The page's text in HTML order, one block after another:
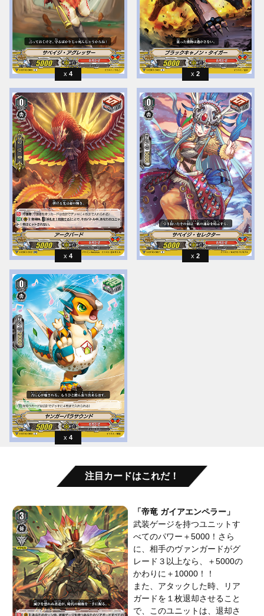
4 2
4 2
4
注目カードはこれだ！
「帝竜 ガイアエンペラー」
武装ゲージを持つユニットす
べてのパワー＋5000！さら
に、相手のヴァンガードがグ
レード３以上なら、＋5000の
かわりに＋10000！！
また、アタックした時、リア
ガードを１枚退却させること
で、このユニットは、退却さ